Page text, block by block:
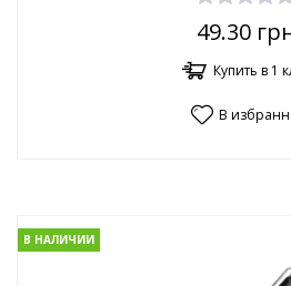
49.30
Купить в 1
В
В НАЛИЧИИ